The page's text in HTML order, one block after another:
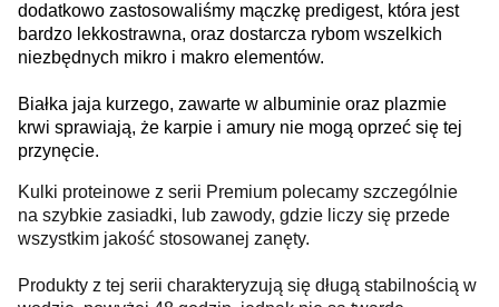
dodatkowo zastosowaliśmy mączkę predigest, która jest
bardzo lekkostrawna, oraz dostarcza rybom wszelkich
niezbędnych mikro i makro elementów.
Białka jaja kurzego, zawarte w albuminie oraz plazmie
krwi sprawiają, że karpie i amury nie mogą oprzeć się tej
przynęcie.
Kulki proteinowe z serii Premium polecamy szczególnie
na szybkie zasiadki, lub zawody, gdzie liczy się przede
wszystkim jakość stosowanej zanęty.
Produkty z tej serii charakteryzują się długą stabilnością w